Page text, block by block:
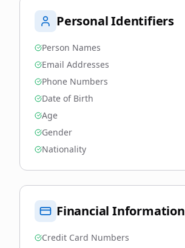
Personal Identifiers
Person Names
Email Addresses
Phone Numbers
Date of Birth
Age
Gender
Nationality
Financial Information
Credit Card Numbers